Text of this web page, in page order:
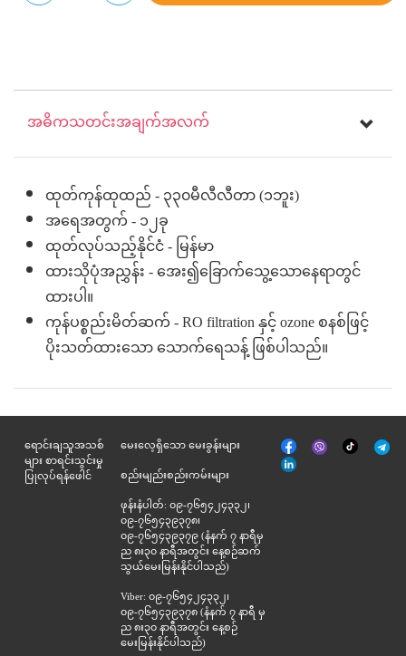
အဓိကသတင်းအချက်အလက်
ထုတ်ကုန်ထုထည် - ၃၃၀မီလီလီတာ (၁ဘူး)
အရေအတွက် - ၁၂ခု
ထုတ်လုပ်သည့်နိုင်ငံ - မြန်မာ
ထားသိုပုံအညွှန်း - အေး၍ခြောက်သွေ့သော‌နေရာတွင်
ထားပါ။
ကုန်ပစ္စည်းမိတ်ဆက် - RO filtration နှင့် ozone စနစ်ဖြင့်
ပိုးသတ်ထားသော သောက်ရေသန့် ဖြစ်ပါသည်။
ရောင်းချသူအသစ်
များ စာရင်းသွင်းမှု
ပြုလုပ်ရန်ဖေါင်
မေးလေ့ရှိသော မေးခွန်းများ
စည်းမျည်းစည်းကမ်းများ
ဖုန်းနံပါတ်: ၀၉-၇၆၅၄၂၄၃၃၂၊
၀၉-၇၆၅၄၃၉၃၇၈၊
၀၉-၇၆၅၄၃၉၃၇၉ (နံနက် ၇ နာရီမှ
ည ၈း၃၀ နာရီအတွင်း နေ့စဉ်ဆက်
သွယ်မေးမြန်းနိုင်ပါသည်)
Viber: ၀၉-၇၆၅၄၂၄၃၃၂၊
၀၉-၇၆၅၄၃၉၃၇၈ (နံနက် ၇ နာရီ မှ
ည ၈း၃၀ နာရီအတွင်း နေ့စဉ်
မေးမြန်းနိုင်ပါသည်)
မျက်နှာစာ
အုပ်
Viber Tik
Tok
နှင့်
ဆက်စပ်